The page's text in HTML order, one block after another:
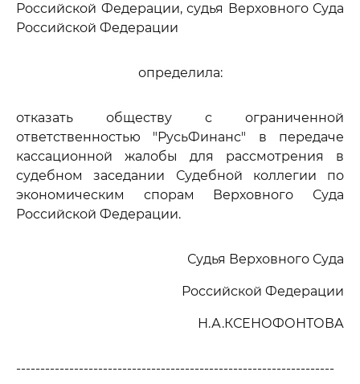
Российской Федерации, судья Верховного Суда
Российской Федерации
определила:
отказать обществу с ограниченной
ответственностью "РусьФинанс" в передаче
кассационной жалобы для рассмотрения в
судебном заседании Судебной коллегии по
экономическим спорам Верховного Суда
Российской Федерации.
Судья Верховного Суда
Российской Федерации
Н.А.КСЕНОФОНТОВА
------------------------------------------------------------------